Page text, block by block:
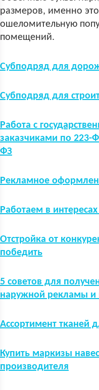
размеров, именно
ошеломительную
помещений.
Субподряд для
Субподряд для
Работа с
заказчиками по 223-
ФЗ
Рекламное
Работаем в
Отстройка от
победить
5 советов для
наружной рекламы и
Ассортимент тканей
Купить маркизы
производителя